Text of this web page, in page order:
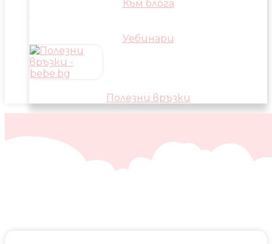
Към блога
Уебинари
Полезни връзки